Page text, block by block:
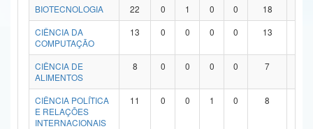
Advocacia-Geral da União
Banco Central do Brasil
BIOTECNOLOGIA
22 0 1 0 0 18
CIÊNCIA DA
COMPUTAÇÃO
13 0 0 0 0 13
CIÊNCIA DE
ALIMENTOS
8 0 0 0 0 7
CIÊNCIA POLÍTICA
E RELAÇÕES
INTERNACIONAIS
11 0 0 1 0 8